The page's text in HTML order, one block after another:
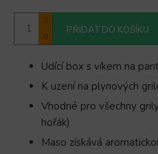
PŘIDAT DO KOŠÍKU
Udící box s víkem na
K uzení na plynových
Vhodné pro všechny grily
hořák)
Maso získává